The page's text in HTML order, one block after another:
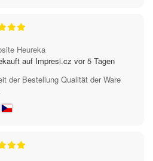
Heureka
auf Impresi.cz vor 5 Tagen
der Bestellung Qualität der Ware